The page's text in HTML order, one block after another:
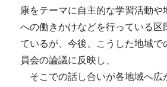
康をテーマに自主的な学習活動や
への働きかけなどを行っている区
ているが、今後、こうした地域で
員会の論議に反映し、
そこでの話し合いが各地域へ広